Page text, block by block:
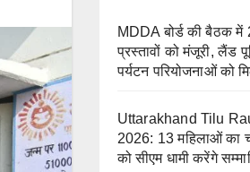
MDDA बोर्ड की बैठक में
प्रस्तावों को मंजूरी, लैंड
पर्यटन परियोजनाओं को
Uttarakhand Tilu
2026: 13 महिलाओं का
को सीएम धामी करेंगे